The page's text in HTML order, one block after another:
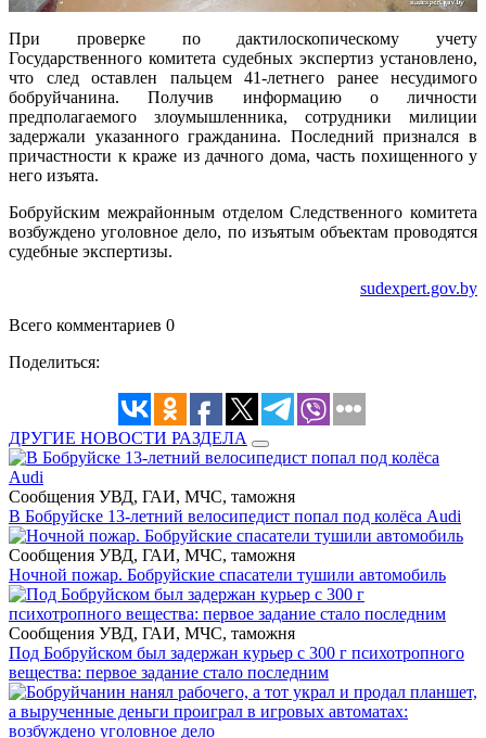
При проверке по дактилоскопическому учету
Государственного комитета судебных экспертиз установлено,
что след оставлен пальцем 41-летнего ранее несудимого
бобруйчанина. Получив информацию о личности
предполагаемого злоумышленника, сотрудники милиции
задержали указанного гражданина. Последний признался в
причастности к краже из дачного дома, часть похищенного у
него изъята.
Бобруйским межрайонным отделом Следственного комитета
возбуждено уголовное дело, по изъятым объектам проводятся
судебные экспертизы.
sudexpert.gov.by
Всего комментариев 0
Поделиться:
ДРУГИЕ НОВОСТИ РАЗДЕЛА
Сообщения УВД, ГАИ, МЧС, таможня
В Бобруйске 13-летний велосипедист попал под колёса Audi
Сообщения УВД, ГАИ, МЧС, таможня
Ночной пожар. Бобруйские спасатели тушили автомобиль
Сообщения УВД, ГАИ, МЧС, таможня
Под Бобруйском был задержан курьер с 300 г психотропного
вещества: первое задание стало последним